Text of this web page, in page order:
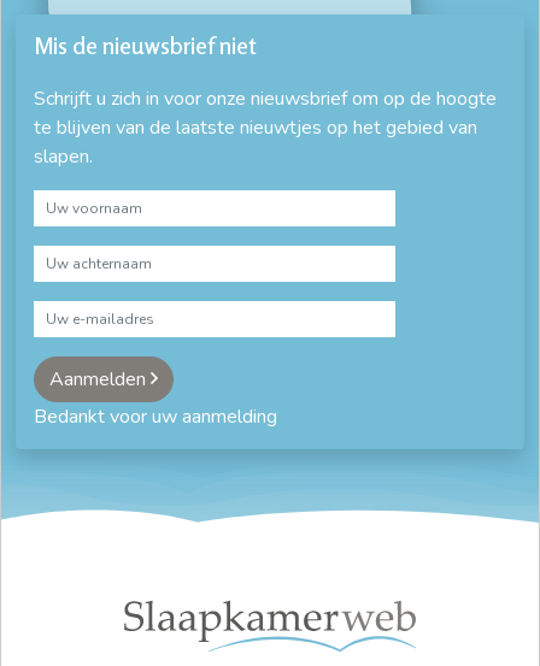
Mis de nieuwsbrief niet
Schrijft u zich in voor onze nieuwsbrief om op de hoogte
te blijven van de laatste nieuwtjes op het gebied van
slapen.
Aanmelden
Bedankt voor uw aanmelding